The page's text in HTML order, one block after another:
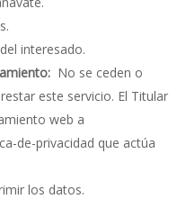
interesado.
No se ceden o
este servicio. El Titular
web a
de-privacidad que actúa
los datos.